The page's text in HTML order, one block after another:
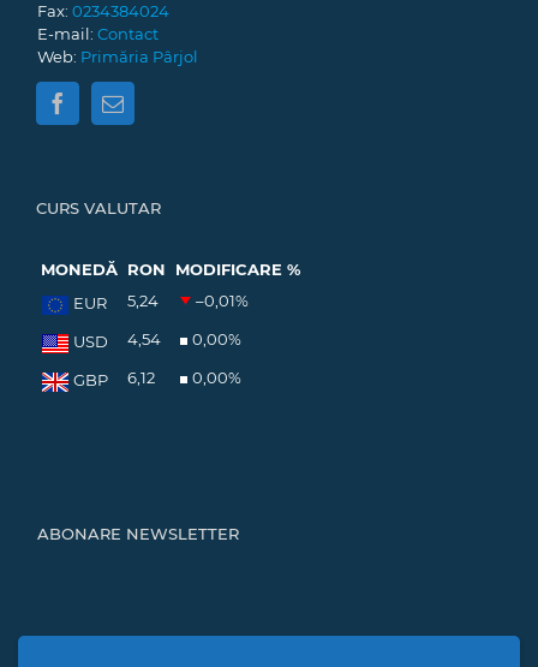
Fax: 0234384024
E-mail: Contact
Web: Primăria Pârjol
CURS VALUTAR
MONEDĂ RON
MODIFICARE %
EUR
5,24 –0,01%
USD 4,54 0,00%
GBP 6,12 0,00%
ABONARE NEWSLETTER